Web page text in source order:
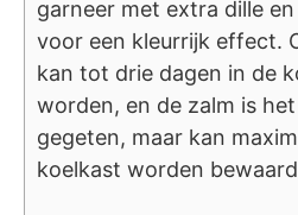
garneer met extra dille
voor een kleurrijk effect.
kan tot drie dagen in de
worden, en de zalm is
gegeten, maar kan
koelkast worden